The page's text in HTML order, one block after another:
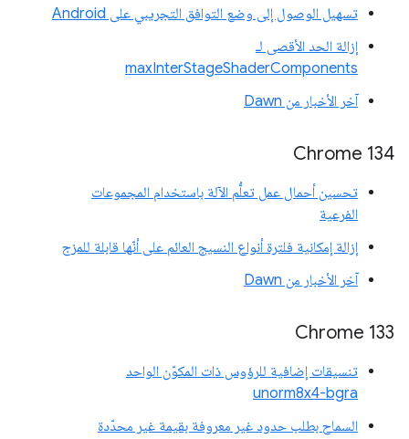
تسهيل الوصول إلى وضع التوافق التجريبي على Android
إزالة الحد الأقصى لـ
maxInterStageShaderComponents
آخر الأخبار من Dawn
‫Chrome 134
تحسين أحمال عمل تعلُّم الآلة باستخدام المجموعات
الفرعية
إزالة إمكانية فلترة أنواع النسيج العائم على أنّها قابلة للمزج
آخر الأخبار من Dawn
‫Chrome 133
تنسيقات إضافية للرؤوس ذات المكوّن الواحد
unorm8x4-bgra
السماح بطلب حدود غير معروفة بقيمة غير محدّدة